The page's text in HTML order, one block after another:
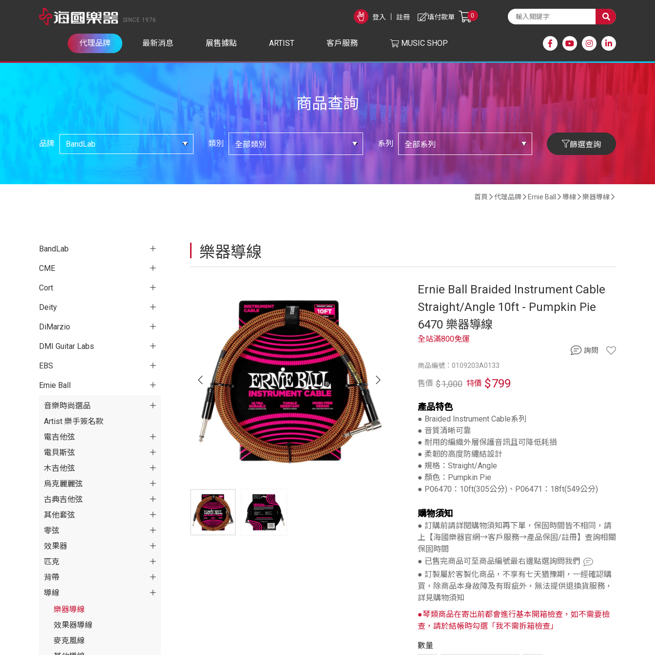
SINCE 1976 登入 註冊 0
填付款單
代理品牌 最新消息 展售據點 ARTIST 客戶服務 MUSIC SHOP
商品查詢
品牌 類別 系列 篩選查詢
首頁 代理品牌 Ernie Ball 導線 樂器導線
BandLab
CME
Cort
Deity
DiMarzio
DMI Guitar Labs
EBS
Ernie Ball
音樂時尚選品
Artist 樂手簽名款
電吉他弦
電貝斯弦
木吉他弦
烏克麗麗弦
古典吉他弦
其他套弦
零弦
效果器
匹克
背帶
導線
樂器導線
效果器導線
麥克風線
樂器導線
Ernie Ball Braided Instrument Cable
Straight/Angle 10ft - Pumpkin Pie
6470 樂器導線
商品編號：0109203A0133
全站滿800免運
售價 $1,000 特價 $799
產品特色
● Braided Instrument Cable系列
● 音質清晰可靠
● 耐用的編織外層保護音訊且可降低耗損
● 柔韌的高度防纏結設計
● 規格：Straight/Angle
● 顏色：Pumpkin Pie
● P06470：10ft(305公分)、P06471：18ft(549公分)
購物須知
● 訂購前請詳閱購物須知再下單，保固時間皆不相同，請
上【海國樂器官網→客戶服務→產品保固/註冊】查詢相關
保固時間
● 已售完商品可至商品編號最右邊點選詢問我們
● 訂製屬於客製化商品，不享有七天猶豫期，一經確認購
買，除商品本身故障及有瑕疵外，無法提供退換貨服務，
詳見購物須知
●琴類商品在寄出前都會進行基本開箱檢查，如不需要檢
查，請於結帳時勾選「我不需拆箱檢查」
數量
詢問